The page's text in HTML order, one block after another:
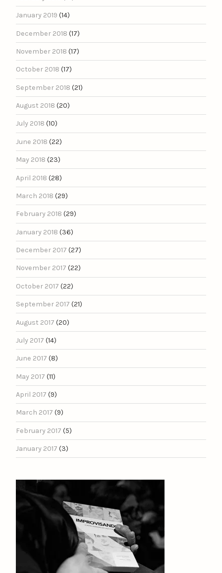
January 2019 (14)
December 2018 (17)
November 2018 (17)
October 2018 (17)
September 2018 (21)
August 2018 (20)
July 2018 (10)
June 2018 (22)
May 2018 (23)
April 2018 (28)
March 2018 (29)
February 2018 (29)
January 2018 (36)
December 2017 (27)
November 2017 (22)
October 2017 (22)
September 2017 (21)
August 2017 (20)
July 2017 (14)
June 2017 (8)
May 2017 (11)
April 2017 (9)
March 2017 (9)
February 2017 (5)
January 2017 (3)